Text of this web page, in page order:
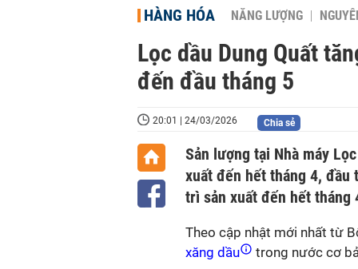
HÀNG HÓA NĂNG LƯỢNG
Lọc dầu Dung Quất
đến đầu tháng 5
20:01 | 24/03/2026 Chia sẻ
Sản lượng tại Nhà máy
xuất đến hết tháng 4, đầu
trì sản xuất đến hết tháng
Theo cập nhật mới nhất từ
xăng dầu
trong nước cơ